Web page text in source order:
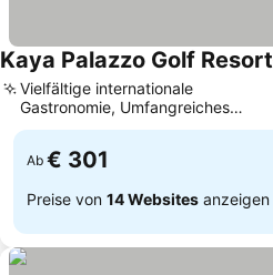
Kaya Palazzo Golf Resort
Vielfältige internationale
Gastronomie, Umfangreiches
internationales Spa-Zentrum
Ab € 301
Preise von 14 Websites anzeigen